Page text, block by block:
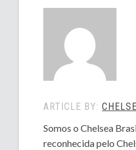
ARTICLE BY:
Somos o Chelsea
reconhecida pelo